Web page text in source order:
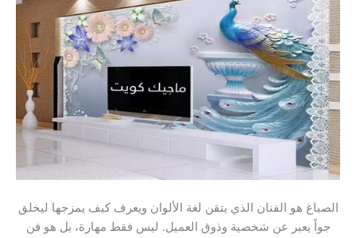
الصباغ هو الفنان الذي يتقن لغة الألوان ويعرف كيف يمزجها ليخلق
جواً يعبر عن شخصية وذوق العميل. ليس فقط مهارة، بل هو فن